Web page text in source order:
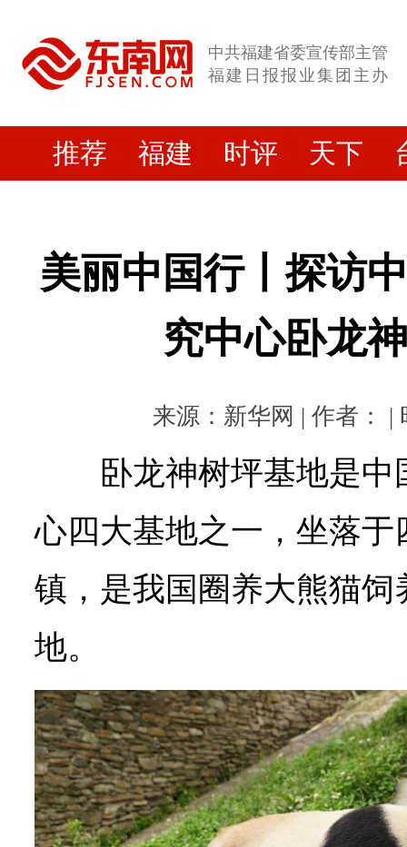
中共福建省委宣传部主管
福建日报报业集团主办
推荐 福建 时评 天下
美丽中国行丨探访
究中心卧龙
来源：新华网 | 作者： |
卧龙神树坪基地是
心四大基地之一，坐落
镇，是我国圈养大熊猫
地。